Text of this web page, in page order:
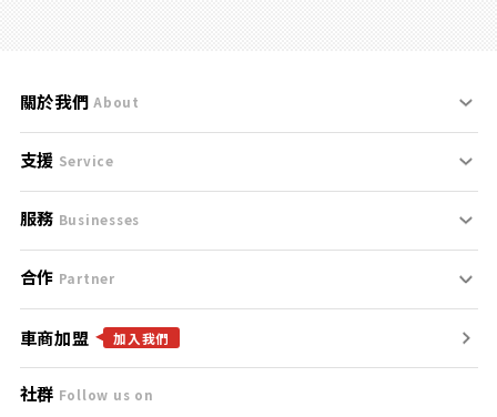
關於我們 About
刊登規範
服務條款
免責聲明
隱私權政策
團隊
支援 Service
支援中心
聯絡我們
服務 Businesses
什麼是Goo鑑定？
找好車
找好店
合作 Partner
合作夥伴
廣告合作
車商加盟 加入我們
社群 Follow us on